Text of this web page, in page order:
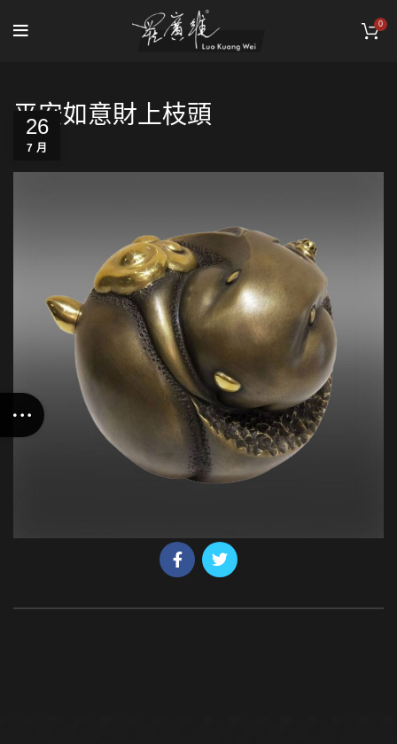
0
平安如意財上枝頭
26
7 月